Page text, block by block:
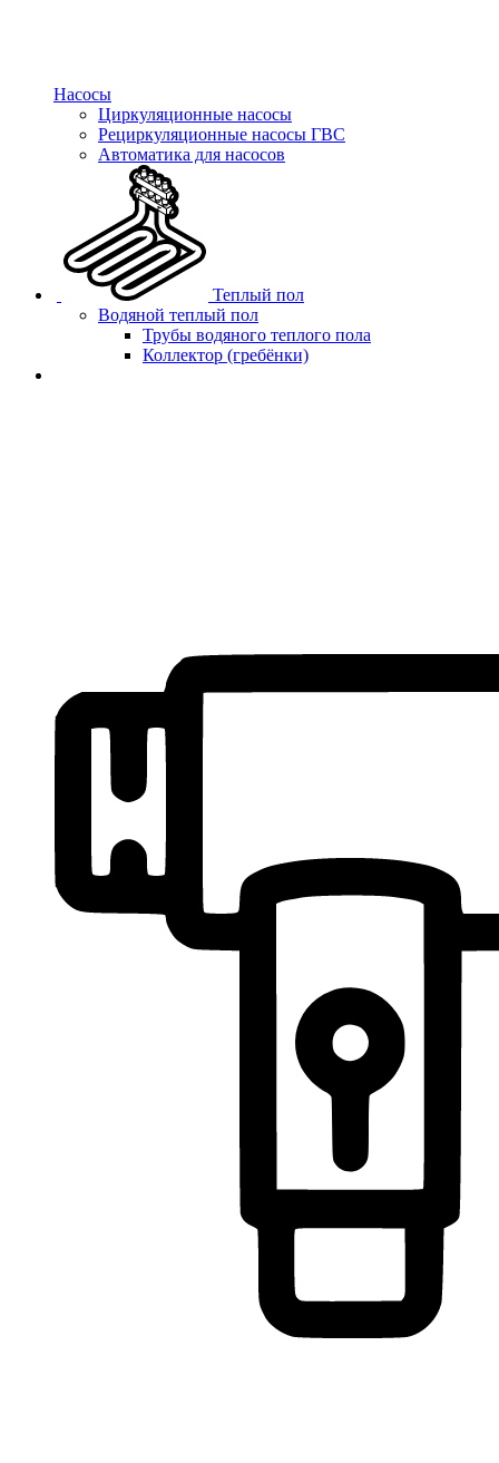
Насосы
Циркуляционные насосы
Рециркуляционные насосы ГВС
Автоматика для насосов
Теплый пол
Водяной теплый пол
Трубы водяного теплого пола
Коллектор (гребёнки)